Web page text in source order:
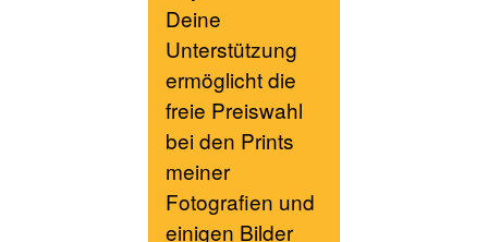
Deine
Unterstützung
ermöglicht die
freie Preiswahl
bei den Prints
meiner
Fotografien und
einigen Bilder